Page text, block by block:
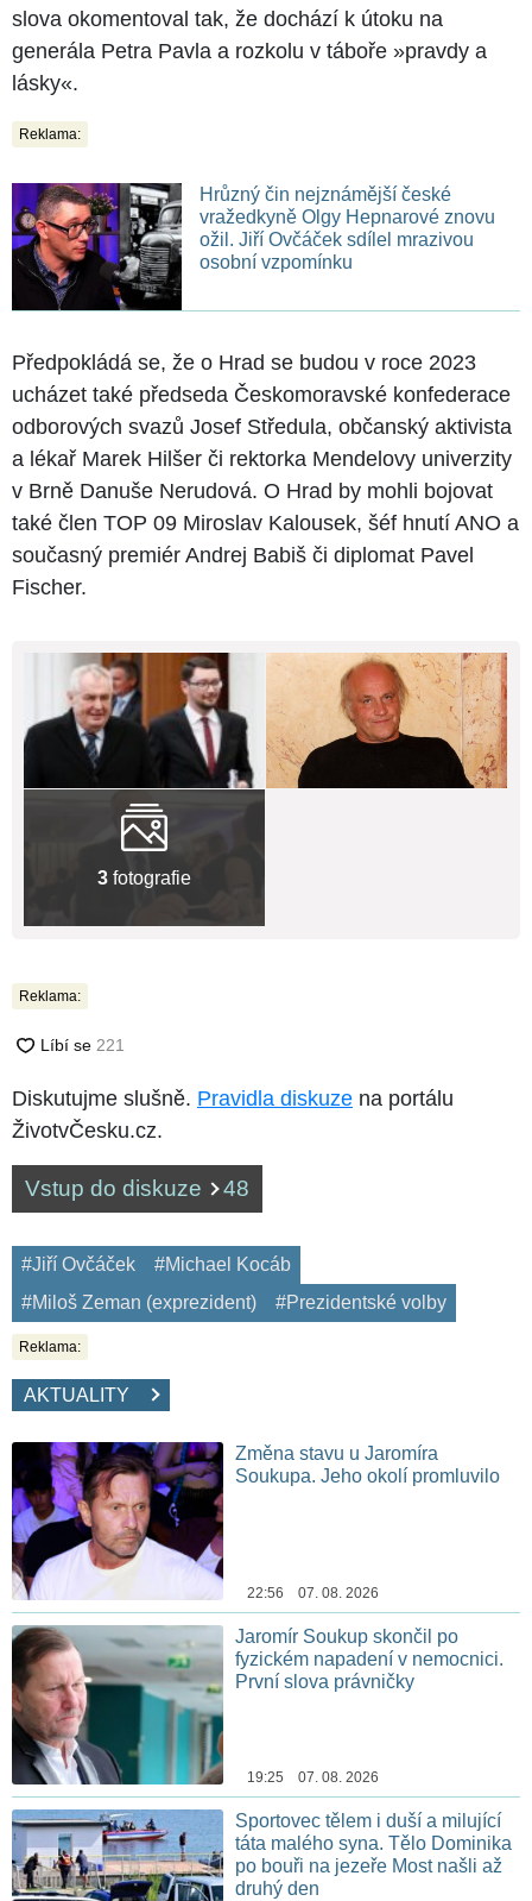
slova okomentoval tak, že dochází k útoku na
generála Petra Pavla a rozkolu v táboře »pravdy a
lásky«.
Reklama:
Hrůzný čin nejznámější české
vražedkyně Olgy Hepnarové znovu
ožil. Jiří Ovčáček sdílel mrazivou
osobní vzpomínku
Předpokládá se, že o Hrad se budou v roce 2023
ucházet také předseda Českomoravské konfederace
odborových svazů Josef Středula, občanský aktivista
a lékař Marek Hilšer či rektorka Mendelovy univerzity
v Brně Danuše Nerudová. O Hrad by mohli bojovat
také člen TOP 09 Miroslav Kalousek, šéf hnutí ANO a
současný premiér Andrej Babiš či diplomat Pavel
Fischer.
3 fotografie
Reklama:
Diskutujme slušně. Pravidla diskuze na portálu
ŽivotvČesku.cz.
Vstup do diskuze 48
#Jiří Ovčáček
#Michael Kocáb
#Miloš Zeman (exprezident)
#Prezidentské volby
Reklama:
AKTUALITY
Změna stavu u Jaromíra
Soukupa. Jeho okolí promluvilo
22:56 07. 08. 2026
Jaromír Soukup skončil po
fyzickém napadení v nemocnici.
První slova právničky
19:25 07. 08. 2026
Sportovec tělem i duší a milující
táta malého syna. Tělo Dominika
po bouři na jezeře Most našli až
druhý den